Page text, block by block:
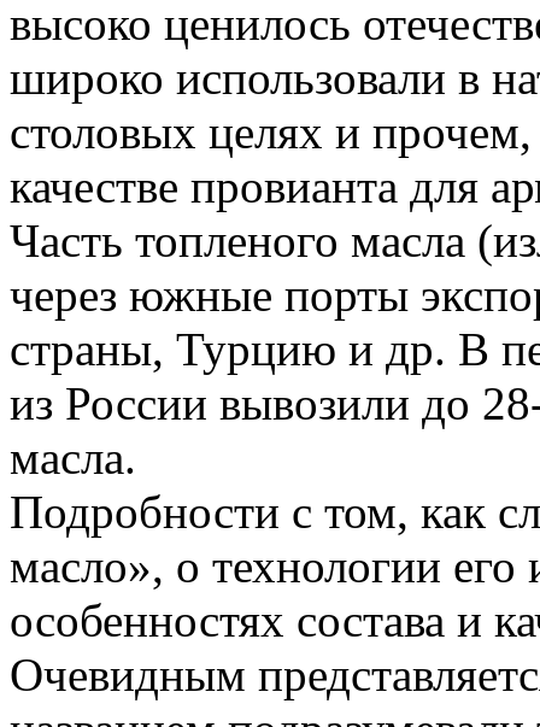
высоко ценилось
широко использовали в
столовых целях и
качестве провианта для
Часть топленого масла
через южные порты
страны, Турцию и др. B
из России вывозили до
масла.
Подробности с том, как
масло», о технологии его
особенностях состава и
Очевидным